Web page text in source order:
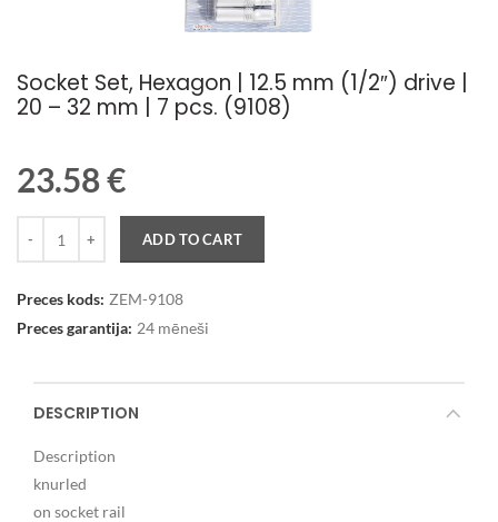
Socket Set, Hexagon | 12.5 mm (1/2″) drive |
20 – 32 mm | 7 pcs. (9108)
23.58€
ADD TO CART
Preces kods: ZEM-9108
Preces garantija: 24 mēneši
DESCRIPTION
Description
knurled
on socket rail